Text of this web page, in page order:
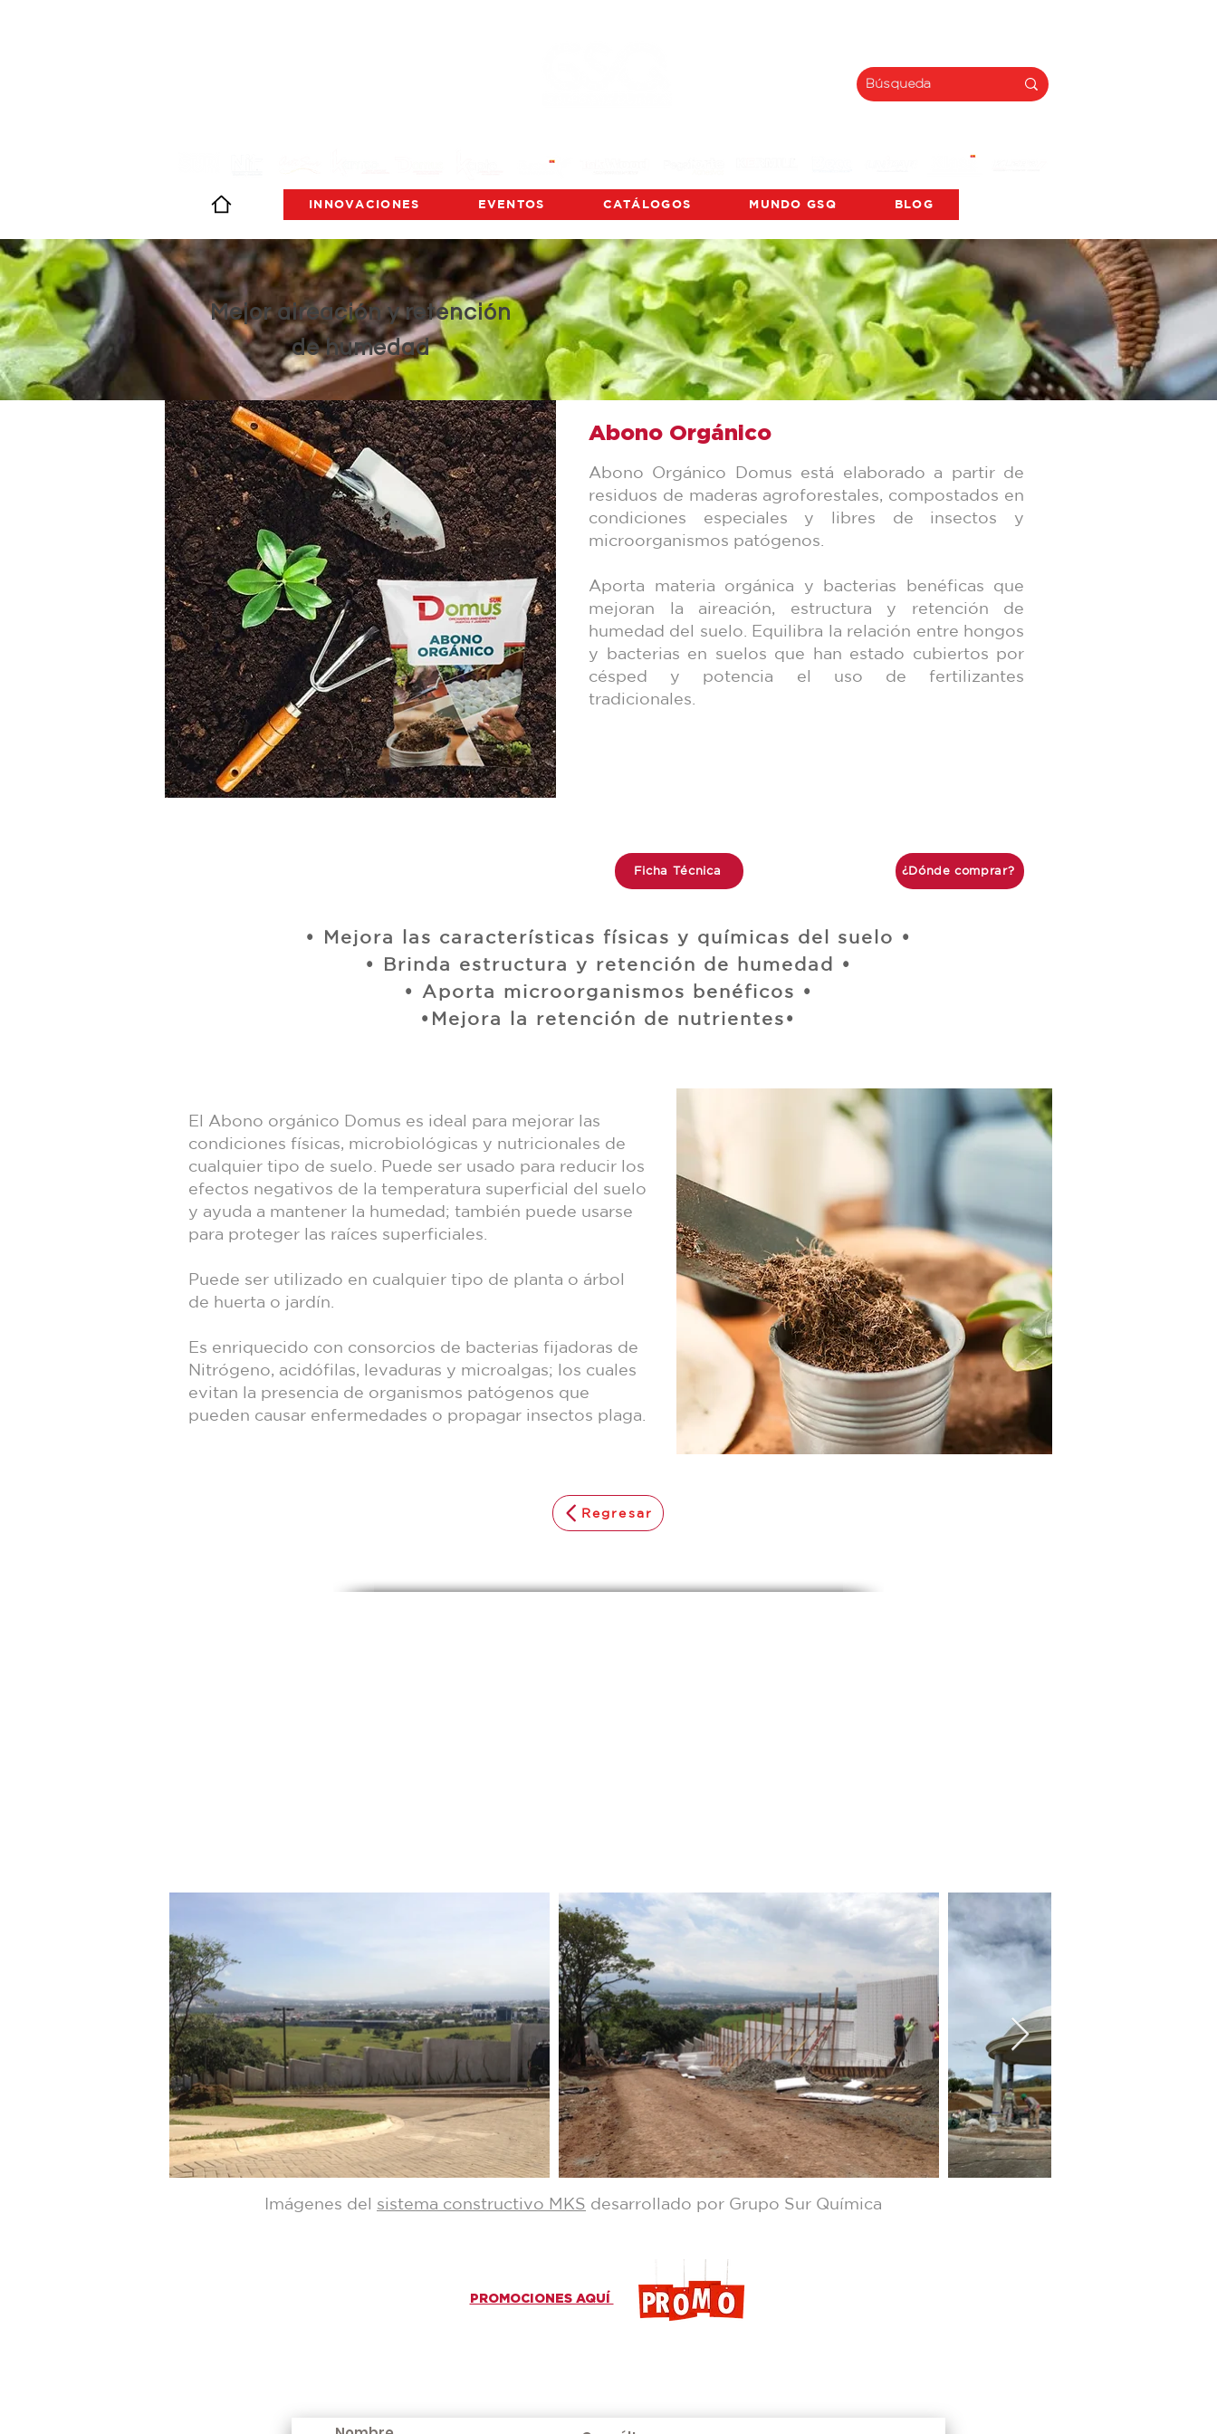
INNOVACIONES EVENTOS CATÁLOGOS MUNDO GSQ BLOG
Mejor aireación y retención
de humedad
Abono Orgánico
Abono Orgánico Domus está elaborado a partir de
residuos de maderas agroforestales, compostados en
condiciones especiales y libres de insectos y
microorganismos patógenos.
Aporta materia orgánica y bacterias benéficas que
mejoran la aireación, estructura y retención de
humedad del suelo. Equilibra la relación entre hongos
y bacterias en suelos que han estado cubiertos por
césped y potencia el uso de fertilizantes
tradicionales.
Ficha Técnica ¿Dónde comprar?
• Mejora las características físicas y químicas del suelo •
• Brinda estructura y retención de humedad •
• Aporta microorganismos benéficos •
•Mejora la retención de nutrientes•
El Abono orgánico Domus es ideal para mejorar las
condiciones físicas, microbiológicas y nutricionales de
cualquier tipo de suelo. Puede ser usado para reducir los
efectos negativos de la temperatura superficial del suelo
y ayuda a mantener la humedad; también puede usarse
para proteger las raíces superficiales.
Puede ser utilizado en cualquier tipo de planta o árbol
de huerta o jardín.
Es enriquecido con consorcios de bacterias fijadoras de
Nitrógeno, acidófilas, levaduras y microalgas; los cuales
evitan la presencia de organismos patógenos que
pueden causar enfermedades o propagar insectos plaga.
Regresar
Imágenes del sistema constructivo MKS desarrollado por Grupo Sur Química
PROMOCIONES AQUÍ